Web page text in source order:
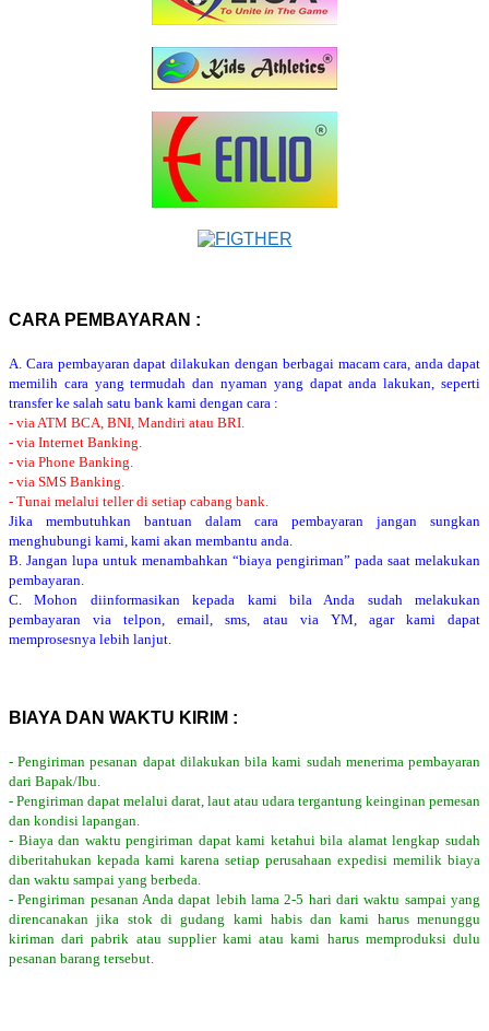
CARA PEMBAYARAN :
A. Cara pembayaran dapat dilakukan dengan berbagai macam cara, anda dapat
memilih cara yang termudah dan nyaman yang dapat anda lakukan, seperti
transfer ke salah satu bank kami dengan cara :
- via ATM BCA, BNI, Mandiri atau BRI.
- via Internet Banking.
- via Phone Banking.
- via SMS Banking.
- Tunai melalui teller di setiap cabang bank.
Jika membutuhkan bantuan dalam cara pembayaran jangan sungkan
menghubungi kami, kami akan membantu anda.
B. Jangan lupa untuk menambahkan “biaya pengiriman” pada saat melakukan
pembayaran.
C. Mohon diinformasikan kepada kami bila Anda sudah melakukan
pembayaran via telpon, email, sms, atau via YM, agar kami dapat
memprosesnya lebih lanjut.
BIAYA DAN WAKTU KIRIM :
- Pengiriman pesanan dapat dilakukan bila kami sudah menerima pembayaran
dari Bapak/Ibu.
- Pengiriman dapat melalui darat, laut atau udara tergantung keinginan pemesan
dan kondisi lapangan.
- Biaya dan waktu pengiriman dapat kami ketahui bila alamat lengkap sudah
diberitahukan kepada kami karena setiap perusahaan expedisi memilik biaya
dan waktu sampai yang berbeda.
- Pengiriman pesanan Anda dapat lebih lama 2-5 hari dari waktu sampai yang
direncanakan jika stok di gudang kami habis dan kami harus menunggu
kiriman dari pabrik atau supplier kami atau kami harus memproduksi dulu
pesanan barang tersebut.